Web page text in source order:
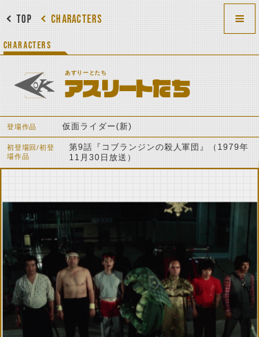
CHARACTERS
TOP
CHARACTERS
あすりーとたち
アスリートたち
登場作品 仮面ライダー(新)
初登場回/初登
場作品
第9話『コブランジンの殺人軍団』（1979年
11月30日放送）